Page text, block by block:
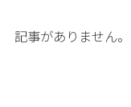
記事がありません。